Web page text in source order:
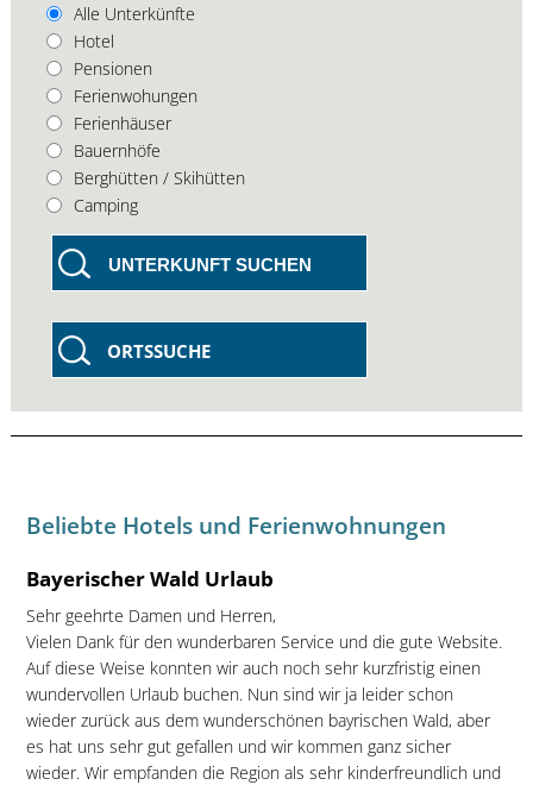
Alle Unterkünfte
Hotel
Pensionen
Ferienwohungen
Ferienhäuser
Bauernhöfe
Berghütten / Skihütten
Camping
UNTERKUNFT SUCHEN
ORTSSUCHE
Beliebte Hotels und Ferienwohnungen
Bayerischer Wald Urlaub
Sehr geehrte Damen und Herren,
Vielen Dank für den wunderbaren Service und die gute Website.
Auf diese Weise konnten wir auch noch sehr kurzfristig einen
wundervollen Urlaub buchen. Nun sind wir ja leider schon
wieder zurück aus dem wunderschönen bayrischen Wald, aber
es hat uns sehr gut gefallen und wir kommen ganz sicher
wieder. Wir empfanden die Region als sehr kinderfreundlich und